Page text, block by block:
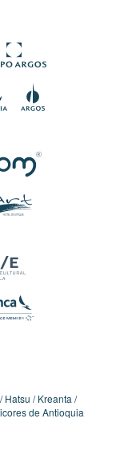
Hatsu
Kreanta
de Antioquia